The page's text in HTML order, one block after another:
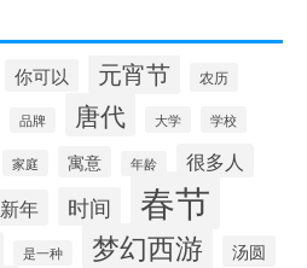
你可以 元宵节 农历
品牌 唐代 大学 学校
家庭 寓意 年龄 很多人
新年 时间 春节
是一种 梦幻西游 汤圆